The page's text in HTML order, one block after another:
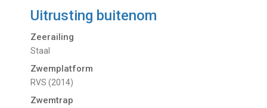
Uitrusting buitenom
Zeerailing
Staal
Zwemplatform
RVS (2014)
Zwemtrap